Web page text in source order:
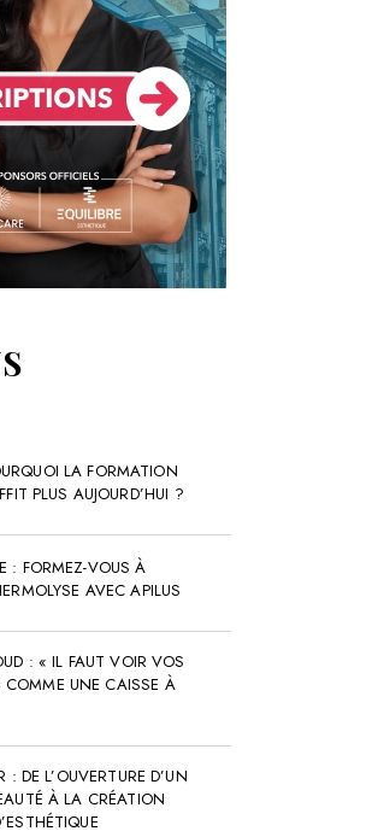
LA FORMATION
PLUS AUJOURD’HUI ?
: FORMEZ-VOUS À
AVEC APILUS
: « IL FAUT VOIR VOS
COMME UNE CAISSE À
: DE L’OUVERTURE D’UN
À LA CRÉATION